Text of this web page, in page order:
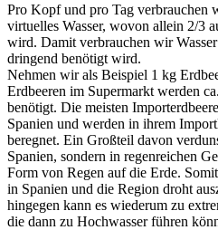
Pro Kopf und pro Tag verbrauchen
virtuelles Wasser, wovon allein 2/3
wird. Damit verbrauchen wir
dringend benötigt wird.
Nehmen wir als Beispiel 1 kg
Erdbeeren im Supermarkt werden
benötigt. Die meisten
Spanien und werden in ihrem
beregnet. Ein Großteil davon
Spanien, sondern in regenreichen
Form von Regen auf die Erde.
in Spanien und die Region droht
hingegen kann es wiederum zu
die dann zu Hochwasser führen